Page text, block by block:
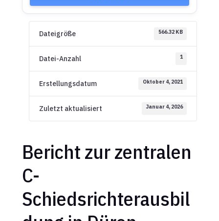
Dateigröße 566.32 KB
Datei-Anzahl 1
Erstellungsdatum Oktober 4, 2021
Zuletzt aktualisiert Januar 4, 2026
Bericht zur zentralen
C-
Schiedsrichterausbil